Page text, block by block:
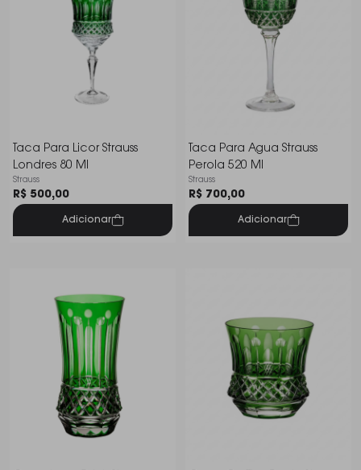
Taca Para Licor Strauss
Londres 80 Ml
Strauss
R$ 500,00
Adicionar
Taca Para Agua Strauss
Perola 520 Ml
Strauss
R$ 700,00
Adicionar